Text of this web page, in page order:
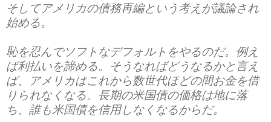
そしてアメリカの債務再編という考えが議論され
始める。
恥を忍んでソフトなデフォルトをやるのだ。例え
ば利払いを諦める。そうなればどうなるかと言え
ば、アメリカはこれから数世代ほどの間お金を借
りられなくなる。長期の米国債の価格は地に落
ち、誰も米国債を信用しなくなるからだ。